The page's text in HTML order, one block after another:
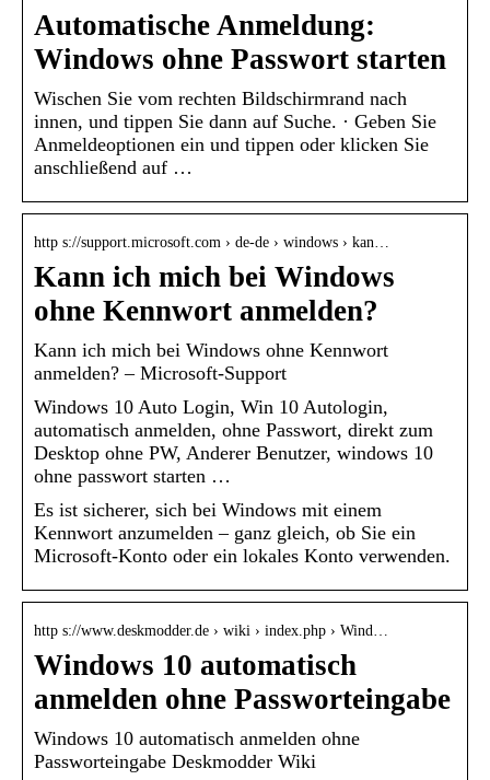
Automatische Anmeldung:
Windows ohne Passwort starten
Wischen Sie vom rechten Bildschirmrand nach
innen, und tippen Sie dann auf Suche. · Geben Sie
Anmeldeoptionen ein und tippen oder klicken Sie
anschließend auf …
http s://support.microsoft.com › de-de › windows › kan…
Kann ich mich bei Windows
ohne Kennwort anmelden?
Kann ich mich bei Windows ohne Kennwort
anmelden? – Microsoft-Support
Windows 10 Auto Login, Win 10 Autologin,
automatisch anmelden, ohne Passwort, direkt zum
Desktop ohne PW, Anderer Benutzer, windows 10
ohne passwort starten …
Es ist sicherer, sich bei Windows mit einem
Kennwort anzumelden – ganz gleich, ob Sie ein
Microsoft-Konto oder ein lokales Konto verwenden.
http s://www.deskmodder.de › wiki › index.php › Wind…
Windows 10 automatisch
anmelden ohne Passworteingabe
Windows 10 automatisch anmelden ohne
Passworteingabe Deskmodder Wiki